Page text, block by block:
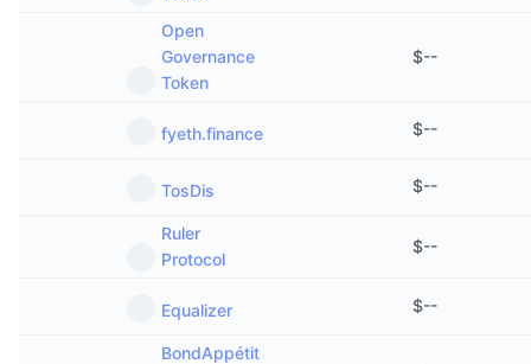
Open
Governance
Token
$--
fyeth.finance $--
TosDis $--
Ruler
Protocol
$--
Equalizer $--
BondAppétit